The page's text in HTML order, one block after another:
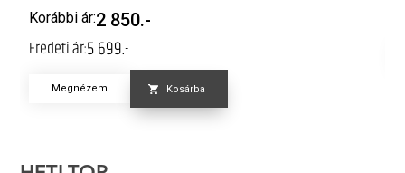
Korábbi ár:2 850.-
Eredeti ár:5 699.-
Megnézem Kosárba